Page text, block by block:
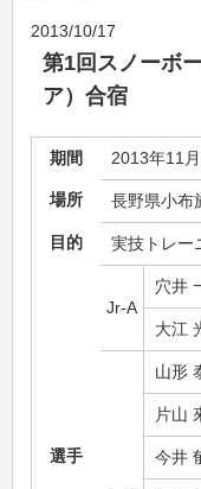
2013/10/17
第1回スノーボ
ア）合宿
期間 2013年11
場所 長野県小布
目的 実技トレー
選手
Jr-A
穴井
大江
山形
片山
今井